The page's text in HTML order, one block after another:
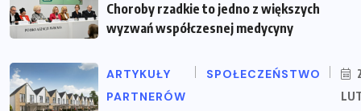
Choroby rzadkie to jedno z większych
wyzwań współczesnej medycyny
ARTYKUŁY
PARTNERÓW
SPOŁECZEŃSTWO